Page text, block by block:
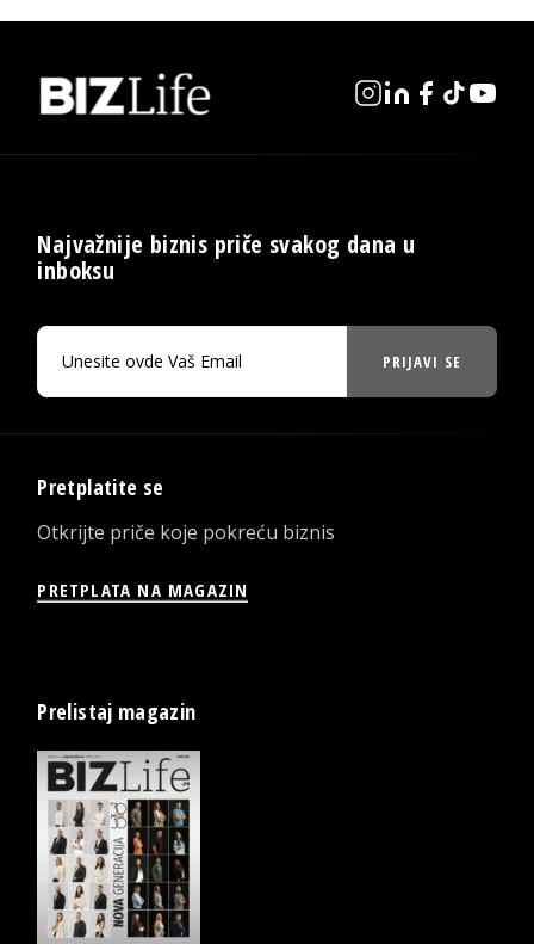
Najvažnije biznis priče svakog dana u
inboksu
PRIJAVI SE
Pretplatite se
Otkrijte priče koje pokreću biznis
PRETPLATA NA MAGAZIN
Prelistaj magazin